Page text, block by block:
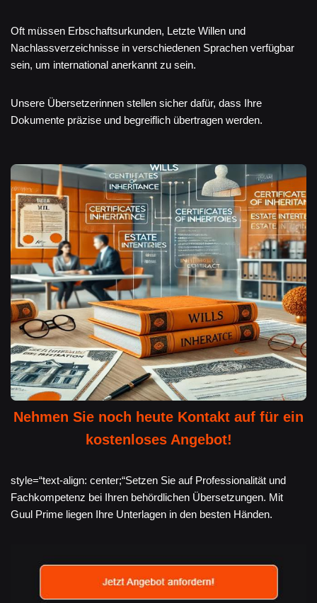
Oft müssen Erbschaftsurkunden, Letzte Willen und
Nachlassverzeichnisse in verschiedenen Sprachen verfügbar
sein, um international anerkannt zu sein.
Unsere Übersetzerinnen stellen sicher dafür, dass Ihre
Dokumente präzise und begreiflich übertragen werden.
Nehmen Sie noch heute Kontakt auf für ein
kostenloses Angebot!
style=“text-align: center;“Setzen Sie auf Professionalität und
Fachkompetenz bei Ihren behördlichen Übersetzungen. Mit
Guul Prime liegen Ihre Unterlagen in den besten Händen.